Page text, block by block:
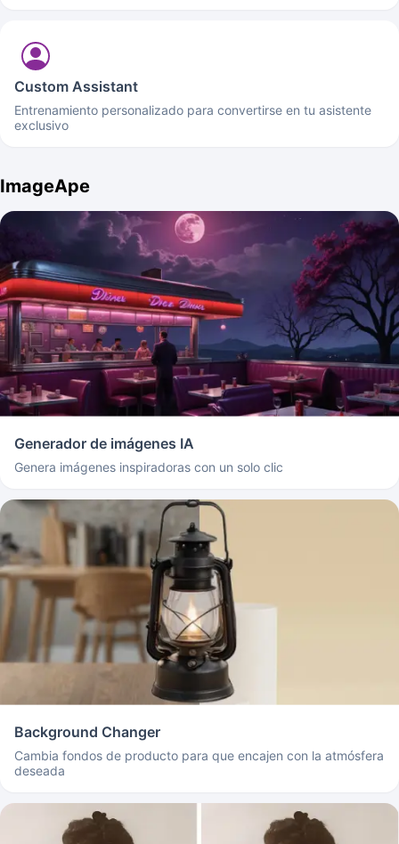
Custom Assistant
Entrenamiento personalizado para convertirse en tu asistente
exclusivo
ImageApe
Generador de imágenes IA
Genera imágenes inspiradoras con un solo clic
Background Changer
Cambia fondos de producto para que encajen con la atmósfera
deseada